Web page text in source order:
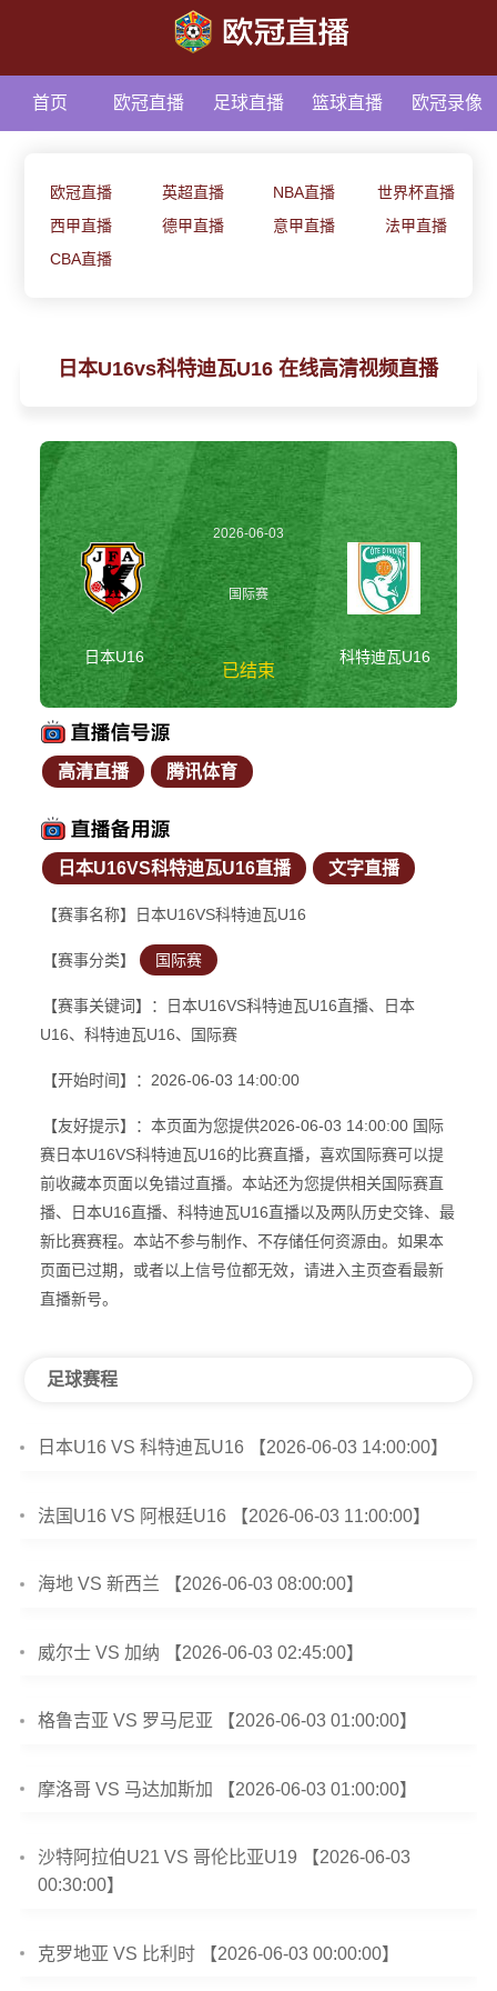
首页 欧冠直播 足球直播 篮球直播 欧冠录像
欧冠直播 英超直播 NBA直播
世界杯直播
西甲直播
德甲直播 意甲直播
法甲直播
CBA直播
日本U16vs科特迪瓦U16 在线高清视频直播
日本U16
2026-06-03
14:00:00
国际赛
已结束
科特迪瓦U16
高清直播 腾讯体育
日本U16VS科特迪瓦U16直播 文字直播
【赛事名称】日本U16VS科特迪瓦U16
【赛事分类】 国际赛
【赛事关键词】：日本U16VS科特迪瓦U16直播、日本
U16、科特迪瓦U16、国际赛
【开始时间】：2026-06-03 14:00:00
【友好提示】：本页面为您提供2026-06-03 14:00:00 国际
赛日本U16VS科特迪瓦U16的比赛直播，喜欢国际赛可以提
前收藏本页面以免错过直播。本站还为您提供相关国际赛直
播、日本U16直播、科特迪瓦U16直播以及两队历史交锋、最
新比赛赛程。本站不参与制作、不存储任何资源由。如果本
页面已过期，或者以上信号位都无效，请进入主页查看最新
直播新号。
足球赛程
日本U16 VS 科特迪瓦U16 【2026-06-03 14:00:00】
法国U16 VS 阿根廷U16 【2026-06-03 11:00:00】
海地 VS 新西兰 【2026-06-03 08:00:00】
威尔士 VS 加纳 【2026-06-03 02:45:00】
格鲁吉亚 VS 罗马尼亚 【2026-06-03 01:00:00】
摩洛哥 VS 马达加斯加 【2026-06-03 01:00:00】
沙特阿拉伯U21 VS 哥伦比亚U19 【2026-06-03
00:30:00】
克罗地亚 VS 比利时 【2026-06-03 00:00:00】